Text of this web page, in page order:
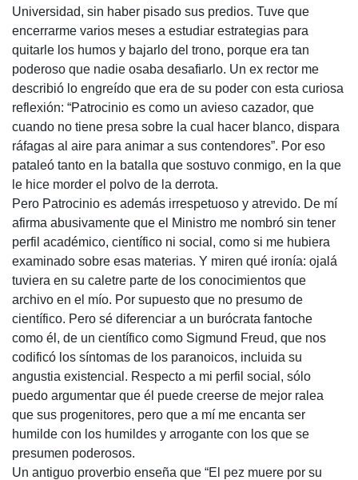
Universidad, sin haber pisado sus predios. Tuve que
encerrarme varios meses a estudiar estrategias para
quitarle los humos y bajarlo del trono, porque era tan
poderoso que nadie osaba desafiarlo. Un ex rector me
describió lo engreído que era de su poder con esta curiosa
reflexión: “Patrocinio es como un avieso cazador, que
cuando no tiene presa sobre la cual hacer blanco, dispara
ráfagas al aire para animar a sus contendores”. Por eso
pataleó tanto en la batalla que sostuvo conmigo, en la que
le hice morder el polvo de la derrota.
Pero Patrocinio es además irrespetuoso y atrevido. De mí
afirma abusivamente que el Ministro me nombró sin tener
perfil académico, científico ni social, como si me hubiera
examinado sobre esas materias. Y miren qué ironía: ojalá
tuviera en su caletre parte de los conocimientos que
archivo en el mío. Por supuesto que no presumo de
científico. Pero sé diferenciar a un burócrata fantoche
como él, de un científico como Sigmund Freud, que nos
codificó los síntomas de los paranoicos, incluida su
angustia existencial. Respecto a mi perfil social, sólo
puedo argumentar que él puede creerse de mejor ralea
que sus progenitores, pero que a mí me encanta ser
humilde con los humildes y arrogante con los que se
presumen poderosos.
Un antiguo proverbio enseña que “El pez muere por su